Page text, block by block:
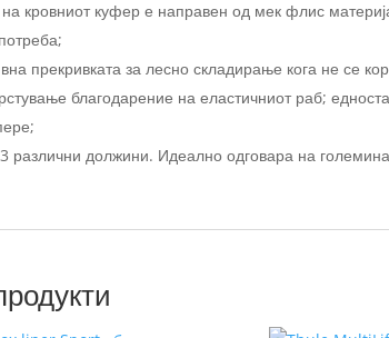
кровниот куфер е направен од мек флис
прекривката за лесно складирање кога не се
благодарение на еластичниот раб;
различни должини. Идеално одговара на